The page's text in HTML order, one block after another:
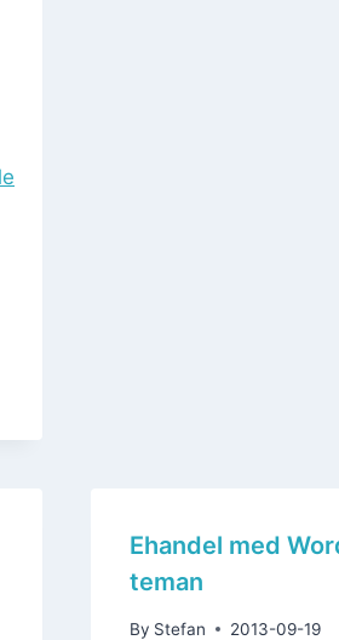
Ehandel med
teman
By Stefan 2013-09-19